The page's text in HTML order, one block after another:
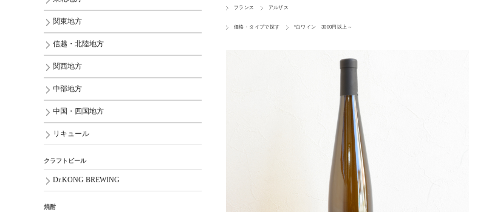
フランス アルザス
価格・タイプで探す *白ワイン 3000円以上～
関東地方
信越・北陸地方
関西地方
中部地方
中国・四国地方
リキュール
クラフトビール
Dr.KONG BREWING
焼酎